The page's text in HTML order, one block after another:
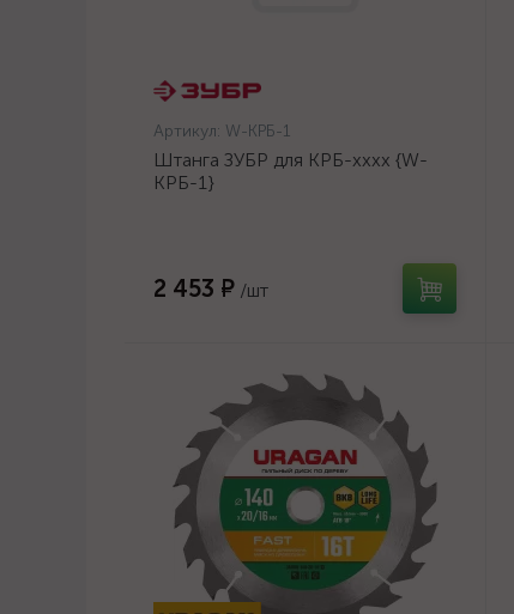
Артикул: W-КРБ-1
Штанга ЗУБР для КРБ-хххх {W-
КРБ-1}
2 453 ₽ /шт